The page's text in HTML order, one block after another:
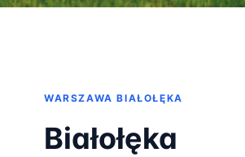
WARSZAWA BIAŁOŁĘKA
Białołęka